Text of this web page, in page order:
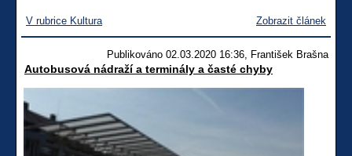
V rubrice Kultura Zobrazit článek
Publikováno 02.03.2020 16:36, František Brašna
Autobusová nádraží a terminály a časté chyby